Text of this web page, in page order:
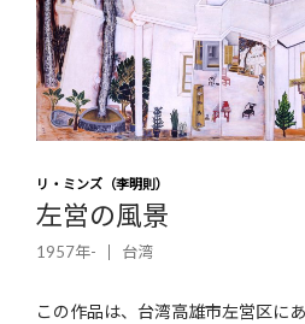
リ・ミンズ（李明則）
左営の風景
1957年- 台湾
この作品は、台湾高雄市左営区に